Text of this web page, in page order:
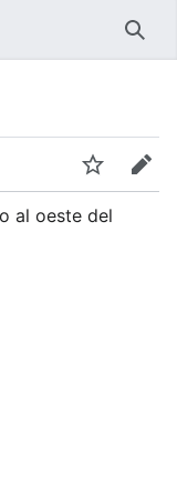
Vigilar
al oeste del